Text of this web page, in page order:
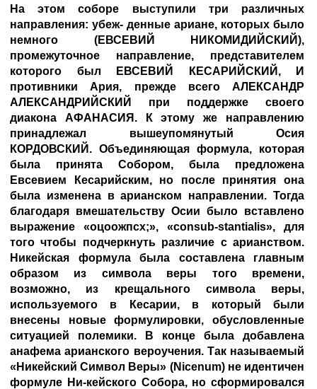
На этом соборе выступили три различных
направления: убеж- денные ариане, которых было
немного (ЕВСЕВИЙ НИКОМИДИЙСКИЙ),
промежуточное направление, представителем
которого был
ЕВСЕВИЙ КЕСАРИЙСКИЙ , И
противники Ария, прежде всего АЛЕКСАНДР
АЛЕКСАНДРИЙСКИЙ
при поддержке своего
диакона АФАНАСИЯ . К этому же направлению
принадлежал вышеупомянутый Осия
КОРДОВСКИЙ . Объединяющая формула, которая
была принята Собором, была предложена
Евсевием Кесарийским, но после принятия она
была изменена в арианском направлении. Тогда
благодаря вмешательству Осии было вставлено
выражение «оцоожпсх;», «consub-stantialis», для
того чтобы подчеркнуть различие с арианством.
Никейская формула была составлена главным
образом из символа веры того времени,
возможно, из крещального символа веры,
используемого в Кесарии, в который были
внесены новые формулировки, обусловленные
ситуацией полемики. В конце была добавлена
анафема арианского вероучения. Так называемый
«Никейский Символ Веры» (Nicenum) не идентичен
формуле Ни-кейского Собора, но сформировался